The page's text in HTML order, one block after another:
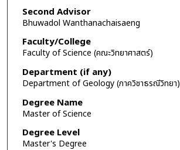
Second Advisor
Bhuwadol Wanthanachaisaeng
Faculty/College
Faculty of Science (คณะวิทยาศาสตร์)
Department (if any)
Department of Geology (ภาควิชาธรณีวิทยา)
Degree Name
Master of Science
Degree Level
Master's Degree